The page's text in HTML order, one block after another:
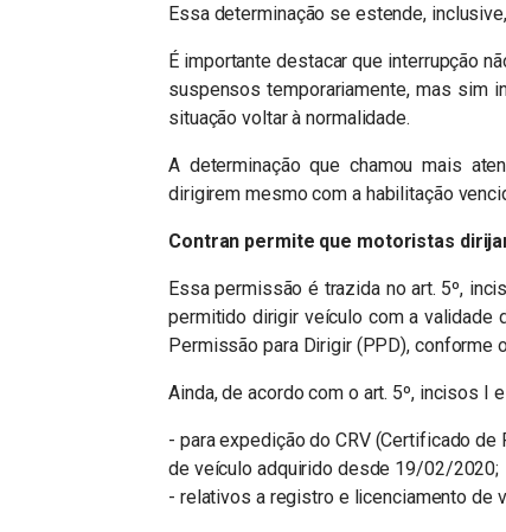
Essa determinação se estende,
É importante destacar que interrupção
suspensos temporariamente, mas sim
situação voltar à normalidade.
A determinação que chamou mais
dirigirem mesmo com a habilitação
Contran permite que motoristas
Essa permissão é trazida no art. 5º,
permitido dirigir veículo com a validade
Permissão para Dirigir (PPD), conforme
Ainda, de acordo com o art. 5º, incisos I
- para expedição do CRV (Certificado
de veículo adquirido desde 19/02/2020;
- relativos a registro e licenciamento de